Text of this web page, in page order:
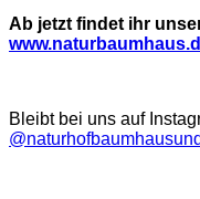
Ab jetzt findet ihr
Bleibt bei uns auf